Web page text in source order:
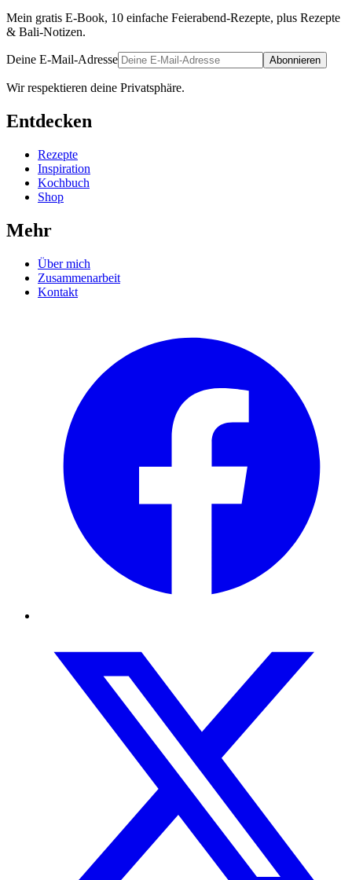
Mein gratis E-Book, 10 einfache Feierabend-Rezepte, plus Rezepte
& Bali-Notizen.
Deine E-Mail-Adresse Abonnieren
Wir respektieren deine Privatsphäre.
Entdecken
Rezepte
Inspiration
Kochbuch
Shop
Mehr
Über mich
Zusammenarbeit
Kontakt